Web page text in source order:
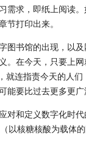
需求，即纸上阅读
节打印出来。
书馆的出现，以及
。在今天，只要上
就连指责今天的人
能要比过去更多更广
和定义数字化时代
以核糖核酸为载体